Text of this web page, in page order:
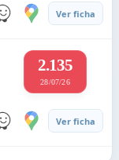
Ver ficha
2.135
28/07/26
Ver ficha